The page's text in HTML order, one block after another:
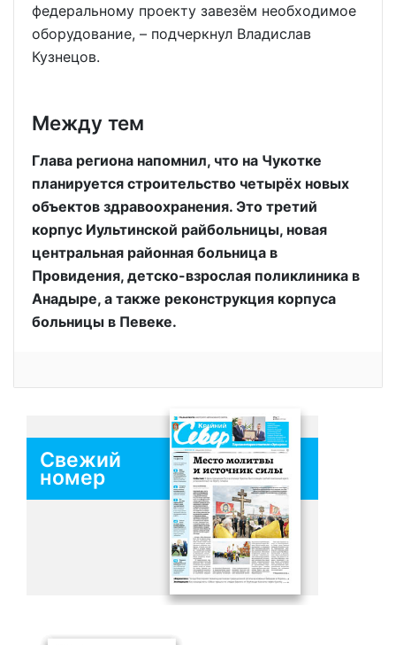
федеральному проекту завезём необходимое
оборудование, – подчеркнул Владислав
Кузнецов.
Между тем
Глава региона напомнил, что на Чукотке
планируется строительство четырёх новых
объектов здравоохранения. Это третий
корпус Иультинской райбольницы, новая
центральная районная больница в
Провидения, детско-взрослая поликлиника в
Анадыре, а также реконструкция корпуса
больницы в Певеке.
Свежий
номер